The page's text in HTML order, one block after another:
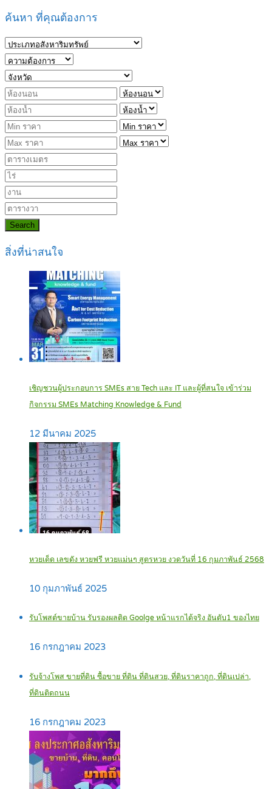
ค้นหา ที่คุณต้องการ
Search
สิ่งที่น่าสนใจ
เชิญชวนผู้ประกอบการ SMEs สาย Tech และ IT และผู้ที่สนใจ เข้าร่วม
กิจกรรม SMEs Matching Knowledge & Fund
12 มีนาคม 2025
หวยเด็ด เลขดัง หวยฟรี หวยแม่นๆ สูตรหวย งวดวันที่ 16 กุมภาพันธ์ 2568
10 กุมภาพันธ์ 2025
รับโพสต์ขายบ้าน รับรองผลติด Goolge หน้าแรกได้จริง อันดับ1 ของไทย
16 กรกฎาคม 2023
รับจ้างโพส ขายที่ดิน ซื้อขาย ที่ดิน ที่ดินสวย, ที่ดินราคาถูก, ที่ดินเปล่า,
ที่ดินติดถนน
16 กรกฎาคม 2023